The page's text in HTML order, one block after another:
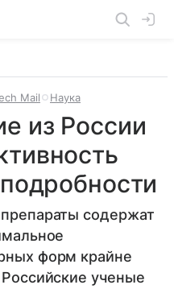
Mail Наука
из России
содержат
форм крайне
ученые